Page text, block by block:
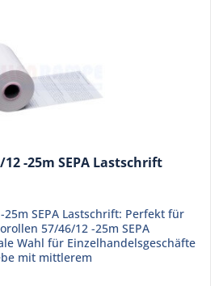
-25m SEPA Lastschrift
SEPA Lastschrift: Perfekt für
57/46/12 -25m SEPA
Wahl für Einzelhandelsgeschäfte
mit mittlerem